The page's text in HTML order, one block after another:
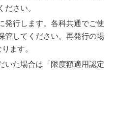
ださい。
発行します。各科共通でご使
管してください。再発行の場
ます。
いた場合は「限度額適用認定